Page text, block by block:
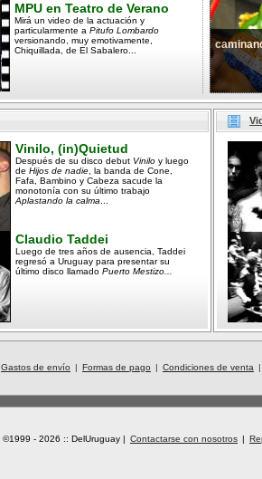
MPU en Teatro de Verano
Mirá un video de la actuación y
particularmente a Pitufo Lombardo
versionando, muy emotivamente,
Chiquillada, de El Sabalero...
Vinilo, (in)Quietud
Después de su disco debut Vinilo y luego
de Hijos de nadie , la banda de Cone,
Fafa, Bambino y Cabeza sacude la
monotonía con su último trabajo
Aplastando la calma
Claudio Taddei
Luego de tres años de ausencia, Taddei
regresó a Uruguay para presentar su
último disco llamado Puerto Mestizo...
Gastos de envío | Formas de pago | Condiciones de venta |
©1999 - 2026 :: DelUruguay | Contactarse con nosotros |